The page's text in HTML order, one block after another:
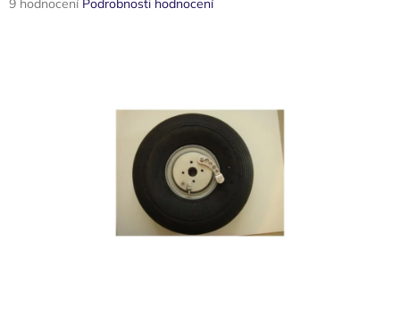
9 hodnocení Podrobnosti hodnocení